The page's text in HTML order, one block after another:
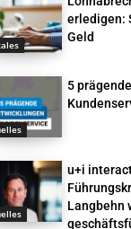
erledigen:
Geld
5
u+i
Langbehn